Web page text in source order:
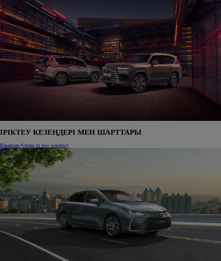
ІРІКТЕУ КЕЗЕҢДЕРІ МЕН ШАРТТАРЫ
Вакансии (Opens in new window)